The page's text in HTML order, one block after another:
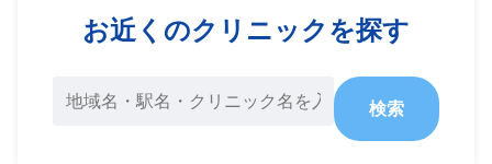
お近くのクリニックを探す
検索